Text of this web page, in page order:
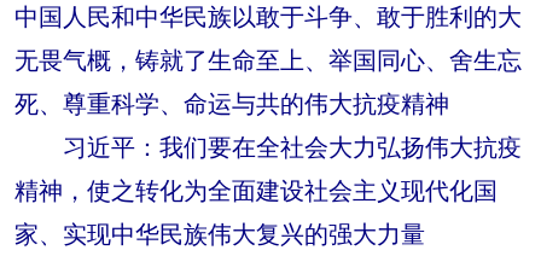
中国人民和中华民族以敢于斗争、敢于胜利的大
无畏气概，铸就了生命至上、举国同心、舍生忘
死、尊重科学、命运与共的伟大抗疫精神
习近平：我们要在全社会大力弘扬伟大抗疫
精神，使之转化为全面建设社会主义现代化国
家、实现中华民族伟大复兴的强大力量